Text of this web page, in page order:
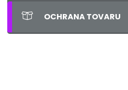
OCHRANA TOVARU